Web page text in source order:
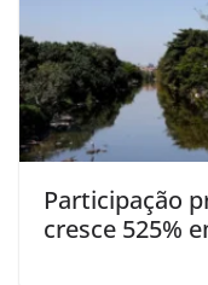
Participação
cresce 525%